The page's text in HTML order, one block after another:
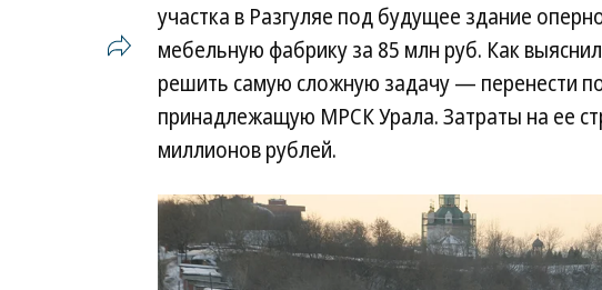
участка в Разгуляе под будущее здание
мебельную фабрику за 85 млн руб. Как
решить самую сложную задачу — перенести
принадлежащую МРСК Урала. Затраты на ее
миллионов рублей.